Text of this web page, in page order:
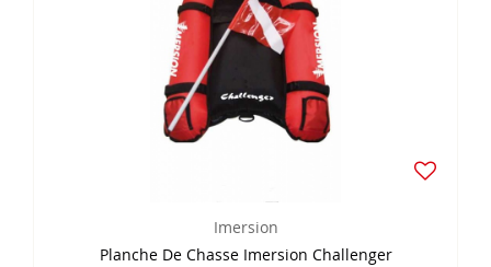
Imersion
Planche De Chasse Imersion Challenger